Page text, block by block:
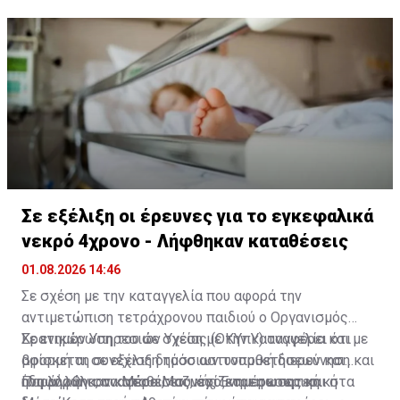
μεταβολισμό του ασθενούς και τα φάρμακα που
λαμβάνει ήδη για άλλες παθήσεις.
Σε εξέλιξη οι έρευνες για το εγκεφαλικά
νεκρό 4χρονο - Λήφθηκαν καταθέσεις
01.08.2026 14:46
Σε σχέση με την καταγγελία που αφορά την
αντιμετώπιση τετράχρονου παιδιού ο Οργανισμός
Κρατικών Υπηρεσιών Υγείας (ΟΚΥπΥ) αναφέρει ότι
βρίσκεται σε εξέλιξη τόσο αστυνομική διερεύνηση και
ήδη λήφθηκαν καταθέσεις, όσο και εσωτερική
Σε ενημέρωση του σε σχέση με την καταγγελία και με
αφορμή τη συνέχιση δημόσιων τοποθετήσεων και
αναφορών στα Μέσα Μαζικής Ενημέρωσης και στα
Παράλληλα, αναφέρει, «συνεχίζεται η εσωτερική